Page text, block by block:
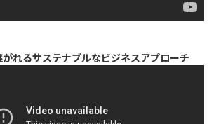
れるサステナブルなビジネスアプローチ